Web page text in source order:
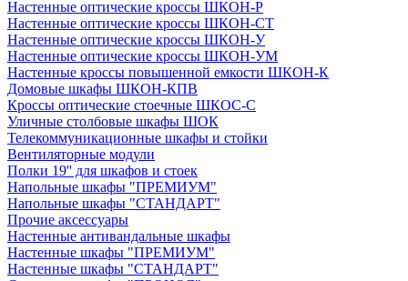
Настенные оптические кроссы ШКОН-Р
Настенные оптические кроссы ШКОН-СТ
Настенные оптические кроссы ШКОН-У
Настенные оптические кроссы ШКОН-УМ
Настенные кроссы повышенной емкости ШКОН-К
Домовые шкафы ШКОН-КПВ
Кроссы оптические стоечные ШКОС-С
Уличные столбовые шкафы ШОК
Телекоммуникационные шкафы и стойки
Вентиляторные модули
Полки 19'' для шкафов и стоек
Напольные шкафы "ПРЕМИУМ"
Напольные шкафы "СТАНДАРТ"
Прочие аксессуары
Настенные антивандальные шкафы
Настенные шкафы "ПРЕМИУМ"
Настенные шкафы "СТАНДАРТ"